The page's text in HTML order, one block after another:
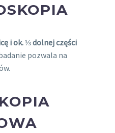
i ok. ⅓ dolnej części
pozwala na